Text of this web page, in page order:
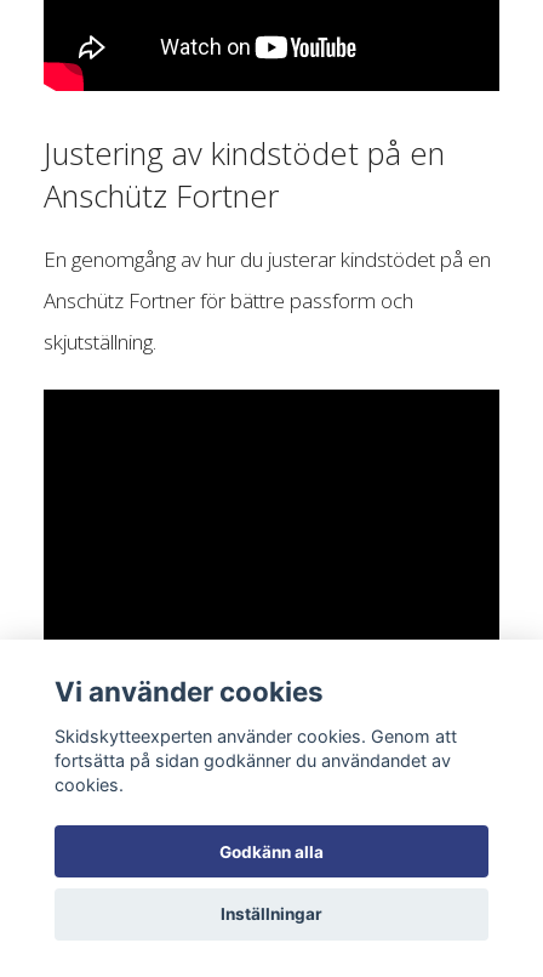
Justering av kindstödet på en
Anschütz Fortner
En genomgång av hur du justerar kindstödet på en
Anschütz Fortner för bättre passform och
skjutställning.
Justering av bakkappa på en
Anschütz Fortner
Här visas hur du justerar bakkappan på en
Vi använder cookies
Skidskytteexperten använder cookies. Genom att
fortsätta på sidan godkänner du användandet av
cookies.
Godkänn alla
Inställningar